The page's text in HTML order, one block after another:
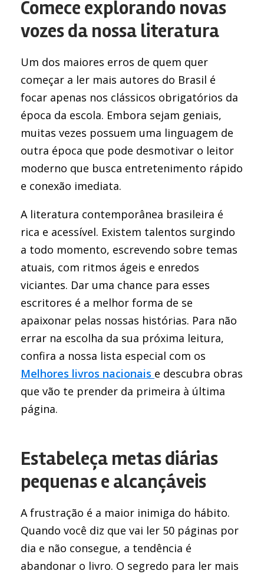
Comece explorando novas
vozes da nossa literatura
Um dos maiores erros de quem quer
começar a ler mais autores do Brasil é
focar apenas nos clássicos obrigatórios da
época da escola. Embora sejam geniais,
muitas vezes possuem uma linguagem de
outra época que pode desmotivar o leitor
moderno que busca entretenimento rápido
e conexão imediata.
A literatura contemporânea brasileira é
rica e acessível. Existem talentos surgindo
a todo momento, escrevendo sobre temas
atuais, com ritmos ágeis e enredos
viciantes. Dar uma chance para esses
escritores é a melhor forma de se
apaixonar pelas nossas histórias. Para não
errar na escolha da sua próxima leitura,
confira a nossa lista especial com os
Melhores livros nacionais e descubra obras
que vão te prender da primeira à última
página.
Estabeleça metas diárias
pequenas e alcançáveis
A frustração é a maior inimiga do hábito.
Quando você diz que vai ler 50 páginas por
dia e não consegue, a tendência é
abandonar o livro. O segredo para ler mais